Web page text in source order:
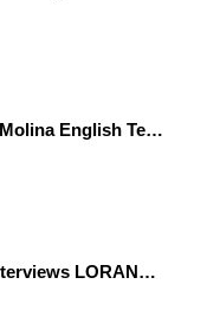
Quizstory María de Molina English Team 2 25-26 - Money wins wars
JMP SPOTLIGHT interviews LORANCA ON AIR CREW in their studio